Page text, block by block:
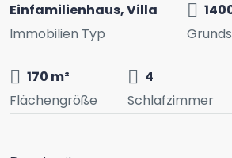
Einfamilienhaus, Villa
Immobilien Typ
170 m²
Flächengröße
4
Schlafzimmer